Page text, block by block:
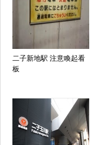
二子新地駅 注意喚起看
板